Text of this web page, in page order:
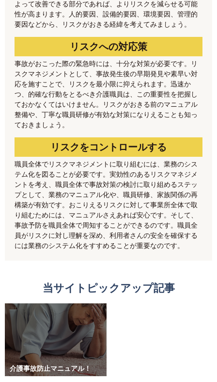
よって改善できる部分であれば、よりリスクを減らせる可能
性が高まります。人的要因、設備的要因、環境要因、管理的
要因などから、リスクがおきる経緯を考えてみましょう。
リスクへの対応策
事故がおこった際の緊急時には、十分な対策が必要です。リ
スクマネジメントとして、事故発生後の早期発見や素早い対
応を施すことで、リスクを最小限に抑えられます。迅速か
つ、的確な行動をとるべき介護職員は、この重要性を把握し
ておかなくてはいけません。リスクがおきる前のマニュアル
整備や、丁寧な職員研修が有効な対策になりえることも知っ
ておきましょう。
リスクをコントロールする
職員全体でリスクマネジメントに取り組むには、業務のシス
テム化を図ることが必要です。実効性のあるリスクマネジメ
ントを考え、職員全体で事故対策の検討に取り組めるステッ
プとして、業務のマニュアル化や、職員研修、家族関係の再
構築が有効です。おこりえるリスクに対して事業所全体で取
り組むためには、マニュアルさえあれば安心です。そして、
事故予防を職員全体で周知することができるのです。職員全
員がリスクに対し理解を深め、利用者さんの安全を確保する
には業務のシステム化をすすめることが重要なのです。
当サイトピックアップ記事
介護事故防止マニュアル！